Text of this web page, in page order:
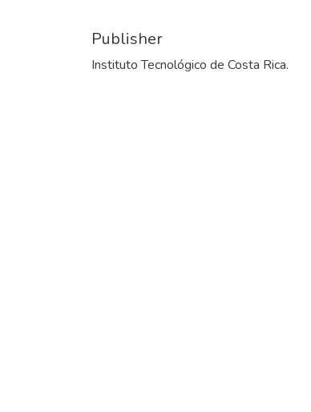
Publisher
Instituto Tecnológico de Costa Rica.